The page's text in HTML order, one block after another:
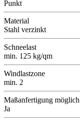
Punkt
Material
Stahl verzinkt
Schneelast
min. 125 kg/qm
Windlastzone
min. 2
Maßanfertigung möglich
Ja